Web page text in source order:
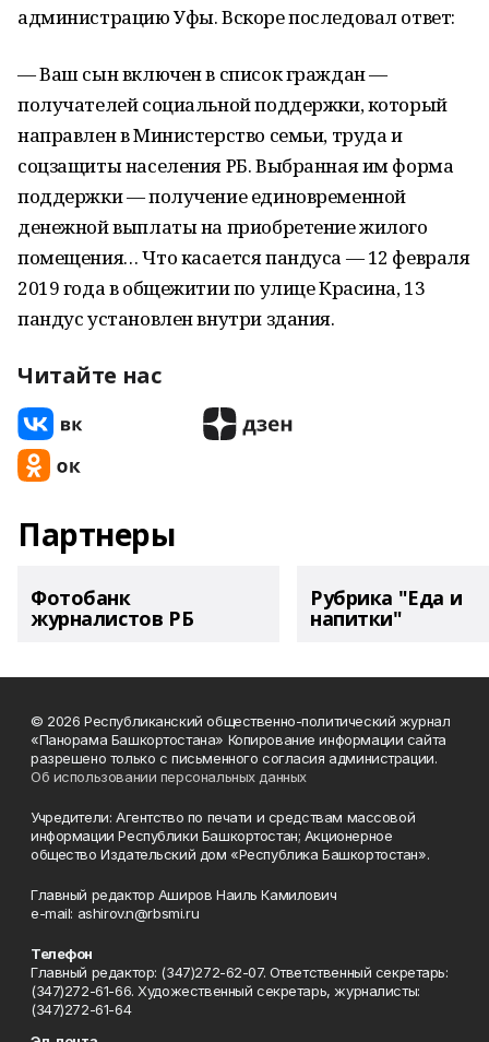
администрацию Уфы. Вскоре последовал ответ:
— Ваш сын включен в список граждан —
получателей социальной поддержки, который
направлен в Министерство семьи, труда и
соцзащиты населения РБ. Выбранная им форма
поддержки — получение единовременной
денежной выплаты на приобретение жилого
помещения… Что касается пандуса — 12 февраля
2019 года в общежитии по улице Красина, 13
пандус установлен внутри здания.
Читайте нас
Партнеры
Фотобанк
журналистов РБ
Рубрика "Еда и
напитки"
© 2026 Республиканский общественно-политический журнал
«Панорама Башкортостана» Копирование информации сайта
разрешено только с письменного согласия администрации.
Об использовании персональных данных
Учредители: Агентство по печати и средствам массовой
информации Республики Башкортостан; Акционерное
общество Издательский дом «Республика Башкортостан».
Главный редактор Аширов Наиль Камилович
e-mail: ashirov.n@rbsmi.ru
Телефон
Главный редактор: (347)272-62-07. Ответственный секретарь:
(347)272-61-66. Художественный секретарь, журналисты:
(347)272-61-64